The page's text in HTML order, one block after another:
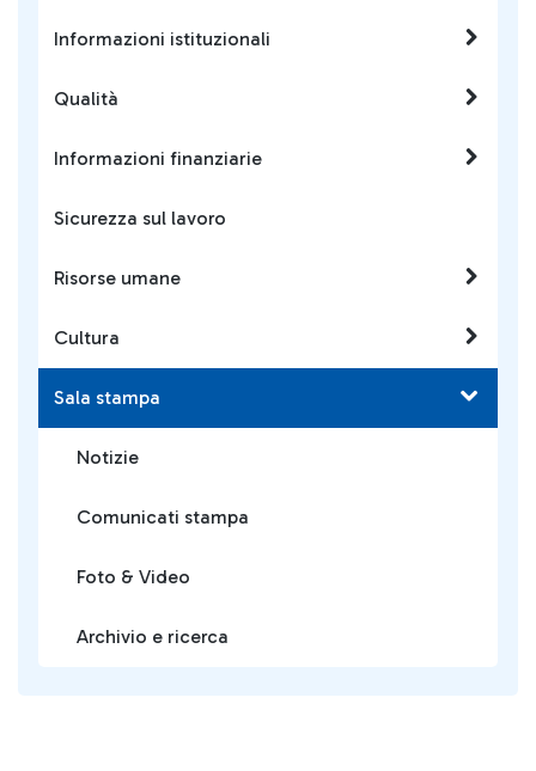
Informazioni istituzionali
Qualità
Informazioni finanziarie
Sicurezza sul lavoro
Risorse umane
Cultura
Sala stampa
Notizie
Comunicati stampa
Foto & Video
Archivio e ricerca